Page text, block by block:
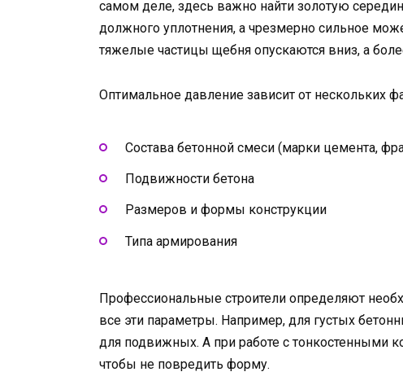
самом деле, здесь важно найти золотую
должного уплотнения, а чрезмерно сильное
тяжелые частицы щебня опускаются вниз, а
Оптимальное давление зависит от нескольких
Состава бетонной смеси (марки цемента,
Подвижности бетона
Размеров и формы конструкции
Типа армирования
Профессиональные строители определяют
все эти параметры. Например, для густых
для подвижных. А при работе с тонкостенными
чтобы не повредить форму.